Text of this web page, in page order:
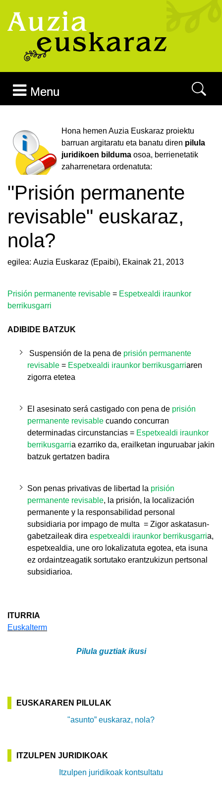
Menu
Hona hemen Auzia Euskaraz proiektu
barruan argitaratu eta banatu diren pilula
juridikoen bilduma osoa, berrienetatik
zaharrenetara ordenatuta:
"Prisión permanente
revisable" euskaraz,
nola?
egilea: Auzia Euskaraz (Epaibi), Ekainak 21, 2013
Prisión permanente revisable = Espetxealdi iraunkor
berrikusgarri
ADIBIDE BATZUK
Suspensión de la pena de prisión permanente
revisable = Espetxealdi iraunkor berrikusgarriaren
zigorra etetea
El asesinato será castigado con pena de prisión
permanente revisable cuando concurran
determinadas circunstancias = Espetxealdi iraunkor
berrikusgarria ezarriko da, erailketan inguruabar jakin
batzuk gertatzen badira
Son penas privativas de libertad la prisión
permanente revisable, la prisión, la localización
permanente y la responsabilidad personal
subsidiaria por impago de multa = Zigor askatasun-
gabetzaileak dira espetxealdi iraunkor berrikusgarria,
espetxealdia, une oro lokalizatuta egotea, eta isuna
ez ordaintzeagatik sortutako erantzukizun pertsonal
subsidiarioa.
ITURRIA
Euskalterm
Pilula guztiak ikusi
EUSKARAREN PILULAK
"asunto” euskaraz, nola?
ITZULPEN JURIDIKOAK
Itzulpen juridikoak kontsultatu